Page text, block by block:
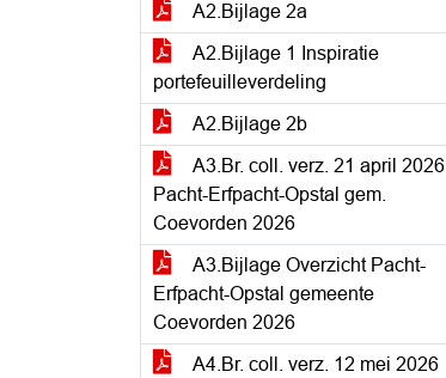
A2.Bijlage 2a
A2.Bijlage 1 Inspiratie
portefeuilleverdeling
A2.Bijlage 2b
A3.Br. coll. verz. 21 april 2026
Pacht-Erfpacht-Opstal gem.
Coevorden 2026
A3.Bijlage Overzicht Pacht-
Erfpacht-Opstal gemeente
Coevorden 2026
A4.Br. coll. verz. 12 mei 2026